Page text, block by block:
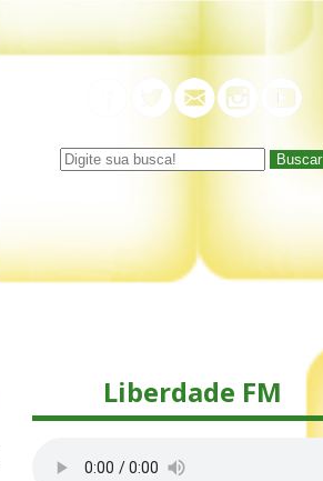
Buscar
Liberdade FM